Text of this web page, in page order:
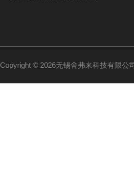
Copyright © 2026无锡舍弗来科技有限